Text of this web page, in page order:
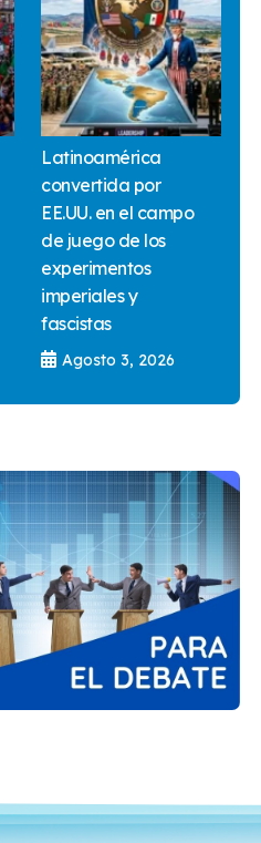
Latinoamérica
convertida por
EE.UU. en el campo
de juego de los
experimentos
imperiales y
fascistas
Agosto 3, 2026